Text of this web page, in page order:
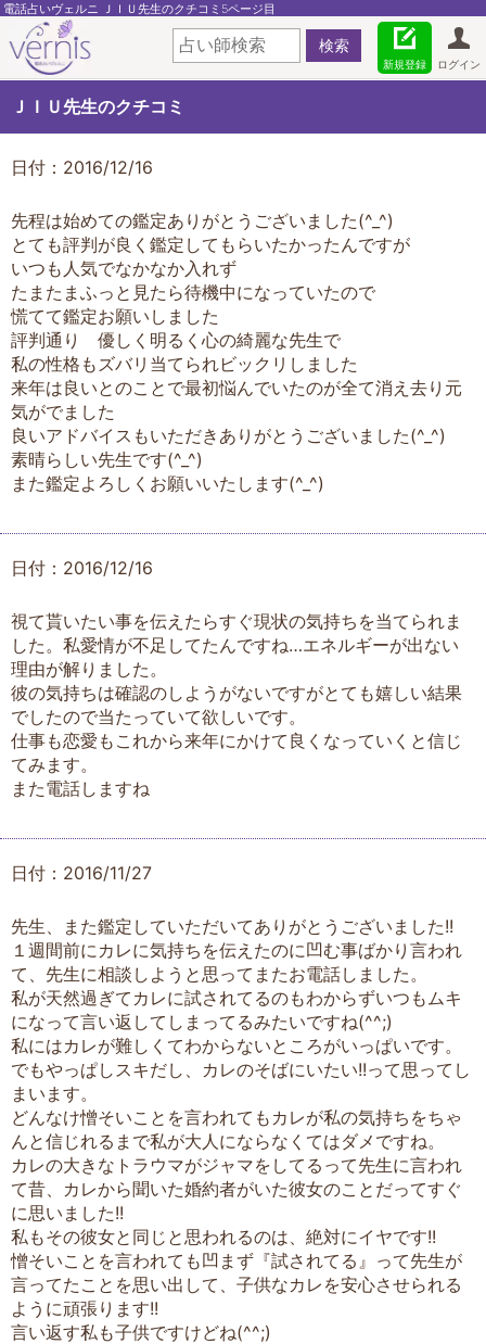
電話占いヴェルニ ＪＩＵ先生のクチコミ5ページ目
ログイン
新規登録
ＪＩＵ先生のクチコミ
日付：2016/12/16
先程は始めての鑑定ありがとうございました(^_^)
とても評判が良く鑑定してもらいたかったんですが
いつも人気でなかなか入れず
たまたまふっと見たら待機中になっていたので
慌てて鑑定お願いしました
評判通り 優しく明るく心の綺麗な先生で
私の性格もズバリ当てられビックリしました
来年は良いとのことで最初悩んでいたのが全て消え去り元
気がでました
良いアドバイスもいただきありがとうございました(^_^)
素晴らしい先生です(^_^)
また鑑定よろしくお願いいたします(^_^)
日付：2016/12/16
視て貰いたい事を伝えたらすぐ現状の気持ちを当てられま
した。私愛情が不足してたんですね…エネルギーが出ない
理由が解りました。
彼の気持ちは確認のしようがないですがとても嬉しい結果
でしたので当たっていて欲しいです。
仕事も恋愛もこれから来年にかけて良くなっていくと信じ
てみます。
また電話しますね
日付：2016/11/27
先生、また鑑定していただいてありがとうございました!!
１週間前にカレに気持ちを伝えたのに凹む事ばかり言われ
て、先生に相談しようと思ってまたお電話しました。
私が天然過ぎてカレに試されてるのもわからずいつもムキ
になって言い返してしまってるみたいですね(^^;)
私にはカレが難しくてわからないところがいっぱいです。
でもやっぱしスキだし、カレのそばにいたい!!って思ってし
まいます。
どんなけ憎そいことを言われてもカレが私の気持ちをちゃ
んと信じれるまで私が大人にならなくてはダメですね。
カレの大きなトラウマがジャマをしてるって先生に言われ
て昔、カレから聞いた婚約者がいた彼女のことだってすぐ
に思いました!!
私もその彼女と同じと思われるのは、絶対にイヤです!!
憎そいことを言われても凹まず『試されてる』って先生が
言ってたことを思い出して、子供なカレを安心させられる
ように頑張ります!!
言い返す私も子供ですけどね(^^;)